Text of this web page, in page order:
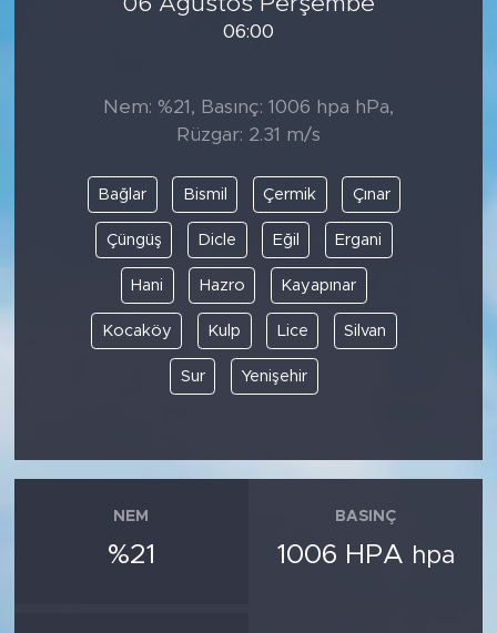
06:00
Nem: %21, Basınç: 1006 hpa hPa,
Rüzgar: 2.31 m/s
Bağlar Bismil Çermik Çınar
Çüngüş Dicle Eğil Ergani
Hani Hazro Kayapınar
Kocaköy Kulp Lice Silvan
Sur Yenişehir
NEM
%21
BASINÇ
1006 HPA hpa
DİNİ
POLİTİKA
EKONOMİ
KÜLTÜR SANAT
TARİHTEN GÜNÜMÜZE
TARİH